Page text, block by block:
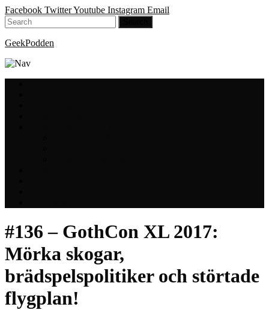
Facebook TwitterYoutube Instagram Email
GeekPodden
#136 – GothCon XL 2017:
Mörka skogar,
brädspelspolitiker och störtade
flygplan!